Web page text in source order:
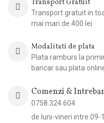
Transport Gratuit
Transport gratuit in
mai mari de 400 lei
Modalitati de plata
Plata ramburs la
bancar sau plata
Comenzi &
0758.324.604
de luni-vineri intre 09-